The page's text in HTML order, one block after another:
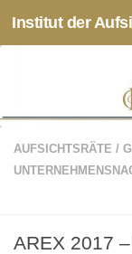
Zum Inhalt
Institut der
AUFSICHTSRÄTE /
AREX 2017